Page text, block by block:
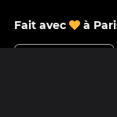
Fait avec à